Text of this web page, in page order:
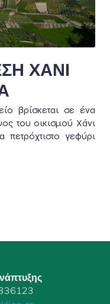
ΧΑΝΙ
βρίσκεται σε ένα
του οικισμού Χάνι
πετρόχτιστο γεφύρι